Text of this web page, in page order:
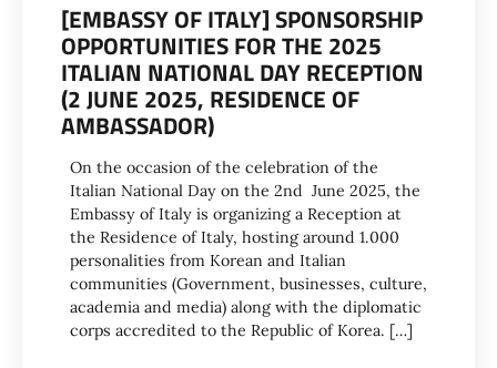
[EMBASSY OF ITALY] SPONSORSHIP
OPPORTUNITIES FOR THE 2025
ITALIAN NATIONAL DAY RECEPTION
(2 JUNE 2025, RESIDENCE OF
AMBASSADOR)
On the occasion of the celebration of the
Italian National Day on the 2nd June 2025, the
Embassy of Italy is organizing a Reception at
the Residence of Italy, hosting around 1.000
personalities from Korean and Italian
communities (Government, businesses, culture,
academia and media) along with the diplomatic
corps accredited to the Republic of Korea. […]